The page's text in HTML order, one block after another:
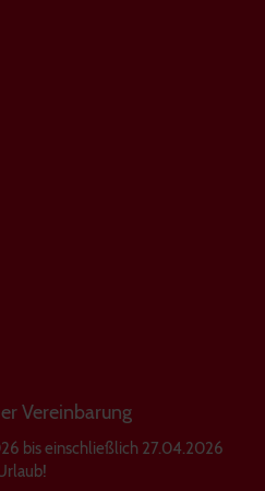
Vereinbarung
bis einschließlich 27.04.2026